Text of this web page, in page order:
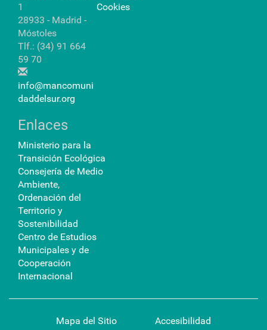
1
28933 - Madrid -
Móstoles
Tlf.: (34) 91 664
59 70
info@mancomuni
daddelsur.org
Cookies
Enlaces
Ministerio para la
Transición Ecológica
Consejería de Medio
Ambiente,
Ordenación del
Territorio y
Sostenibilidad
Centro de Estudios
Municipales y de
Cooperación
Internacional
Mapa del Sitio Accesibilidad